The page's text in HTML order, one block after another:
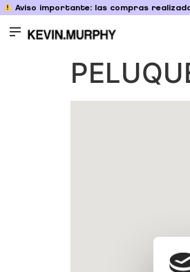
Aviso importante: las compras